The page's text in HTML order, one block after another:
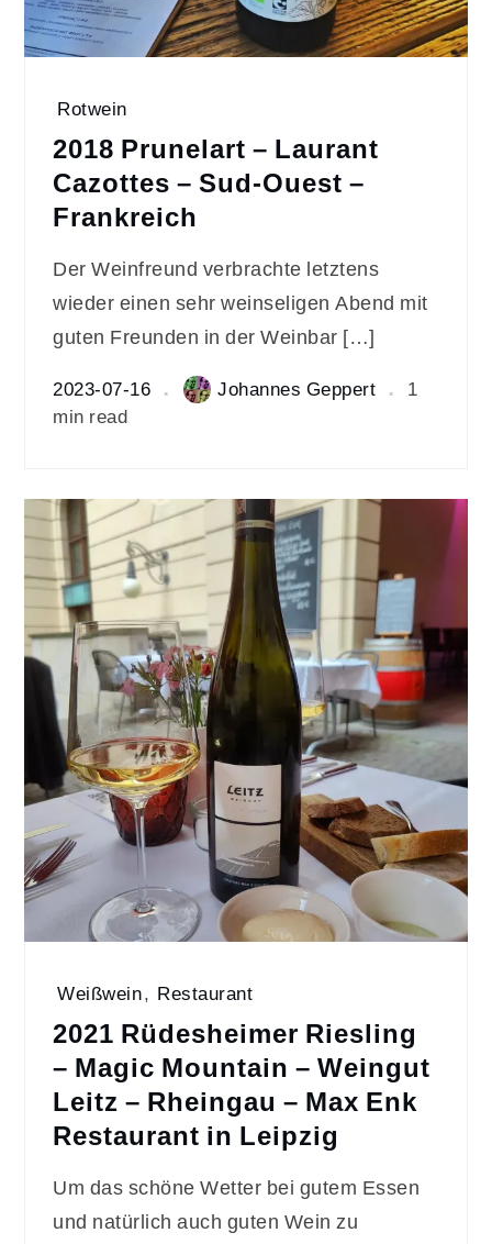
Rotwein
2018 Prunelart – Laurant
Cazottes – Sud-Ouest –
Frankreich
Der Weinfreund verbrachte letztens
wieder einen sehr weinseligen Abend mit
guten Freunden in der Weinbar […]
2023-07-16 Johannes Geppert
1
min read
Weißwein, Restaurant
2021 Rüdesheimer Riesling
– Magic Mountain – Weingut
Leitz – Rheingau – Max Enk
Restaurant in Leipzig
Um das schöne Wetter bei gutem Essen
und natürlich auch guten Wein zu